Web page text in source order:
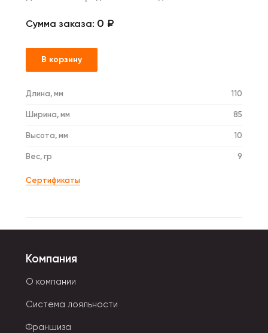
Сумма заказа: 0 ₽
В корзину
Длина, мм 110
Ширина, мм 85
Высота, мм 10
Вес, гр 9
Сертификаты
Компания
О компании
Система лояльности
Франшиза